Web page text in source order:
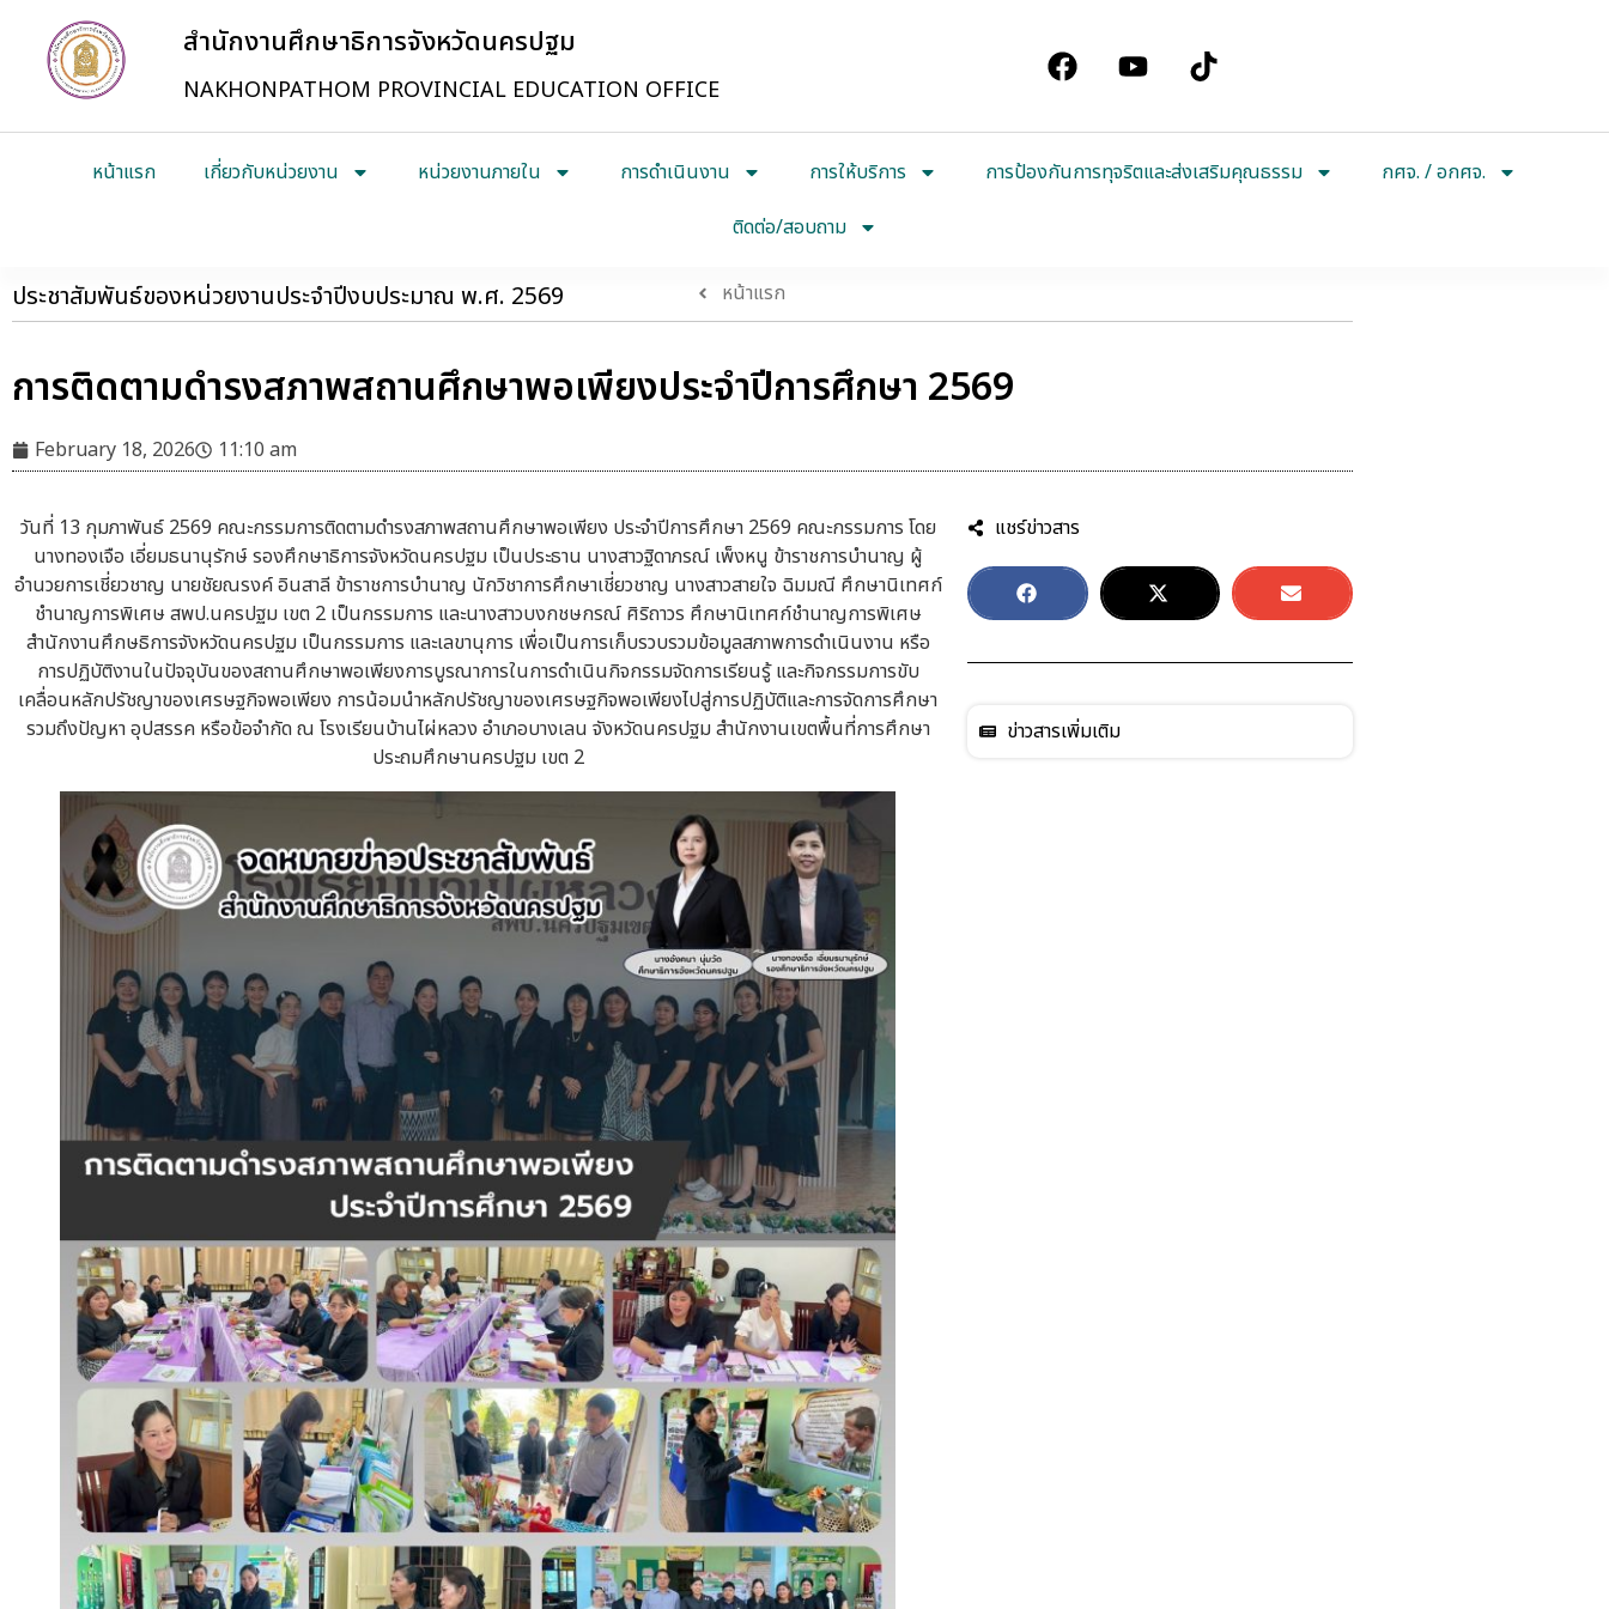
สำนักงานศึกษาธิการจังหวัดนครปฐม
NAKHONPATHOM PROVINCIAL EDUCATION OFFICE
หน้าแรก เกี่ยวกับหน่วยงาน หน่วยงานภายใน การดำเนินงาน การให้บริการ การป้องกันการทุจริตและส่งเสริมคุณธรรม
กศจ. / อกศจ.
ติดต่อ/สอบถาม
ประชาสัมพันธ์ของหน่วยงานประจำปีงบประมาณ พ.ศ. 2569 หน้าแรก
การติดตามดำรงสภาพสถานศึกษาพอเพียงประจำปีการศึกษา 2569
February 18, 2026 11:10 am
วันที่ 13 กุมภาพันธ์ 2569 คณะกรรมการติดตามดำรงสภาพสถานศึกษาพอเพียง ประจำปีการศึกษา 2569 คณะกรรมการ โดย
นางทองเจือ เอี่ยมธนานุรักษ์ รองศึกษาธิการจังหวัดนครปฐม เป็นประธาน นางสาวฐิดาภรณ์ เพ็งหนู ข้าราชการบำนาญ ผู้
อำนวยการเชี่ยวชาญ นายชัยณรงค์ อินสาลี ข้าราชการบำนาญ นักวิชาการศึกษาเชี่ยวชาญ นางสาวสายใจ ฉิมมณี ศึกษานิเทศก์
ชำนาญการพิเศษ สพป.นครปฐม เขต 2 เป็นกรรมการ และนางสาวบงกชษกรณ์ ศิริถาวร ศึกษานิเทศก์ชำนาญการพิเศษ
สำนักงานศึกษธิการจังหวัดนครปฐม เป็นกรรมการ และเลขานุการ เพื่อเป็นการเก็บรวบรวมข้อมูลสภาพการดำเนินงาน หรือ
การปฏิบัติงานในปัจจุบันของสถานศึกษาพอเพียงการบูรณาการในการดำเนินกิจกรรมจัดการเรียนรู้ และกิจกรรมการขับ
เคลื่อนหลักปรัชญาของเศรษฐกิจพอเพียง การน้อมนำหลักปรัชญาของเศรษฐกิจพอเพียงไปสู่การปฏิบัติและการจัดการศึกษา
รวมถึงปัญหา อุปสรรค หรือข้อจำกัด ณ โรงเรียนบ้านไผ่หลวง อำเภอบางเลน จังหวัดนครปฐม สำนักงานเขตพื้นที่การศึกษา
ประถมศึกษานครปฐม เขต 2
แชร์ข่าวสาร
ข่าวสารเพิ่มเติม